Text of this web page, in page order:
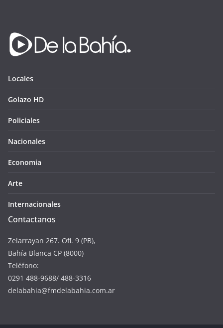
Locales
Golazo HD
Policiales
Nacionales
Economia
Arte
Internacionales
Contactanos
Zelarrayan 267. Ofi. 9 (PB),
Bahía Blanca CP (8000)
Teléfono:
0291 488-9688/ 488-3316
delabahia@fmdelabahia.com.ar